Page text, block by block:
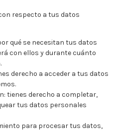
respecto a tus datos
qué se necesitan tus datos
con ellos y durante cuánto
derecho a acceder a tus datos
tienes derecho a completar,
tus datos personales
para procesar tus datos,